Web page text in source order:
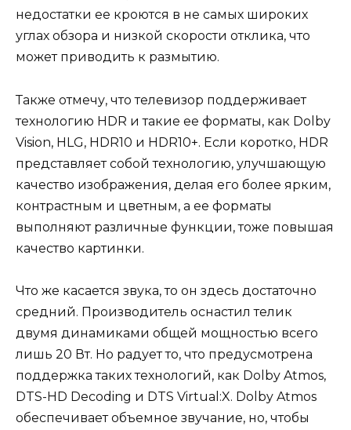
недостатки ее кроются в не самых широких
углах обзора и низкой скорости отклика, что
может приводить к размытию.
Также отмечу, что телевизор поддерживает
технологию HDR и такие ее форматы, как Dolby
Vision, HLG, HDR10 и HDR10+. Если коротко, HDR
представляет собой технологию, улучшающую
качество изображения, делая его более ярким,
контрастным и цветным, а ее форматы
выполняют различные функции, тоже повышая
качество картинки.
Что же касается звука, то он здесь достаточно
средний. Производитель оснастил телик
двумя динамиками общей мощностью всего
лишь 20 Вт. Но радует то, что предусмотрена
поддержка таких технологий, как Dolby Atmos,
DTS-HD Decoding и DTS Virtual:X. Dolby Atmos
обеспечивает объемное звучание, но, чтобы